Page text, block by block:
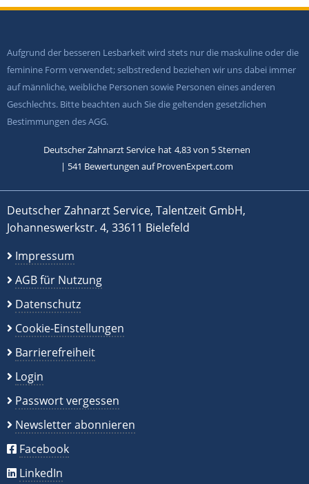
Aufgrund der besseren Lesbarkeit wird stets nur die maskuline oder die
feminine Form verwendet; selbstredend beziehen wir uns dabei immer
auf männliche, weibliche Personen sowie Personen eines anderen
Geschlechts. Bitte beachten auch Sie die geltenden gesetzlichen
Bestimmungen des AGG.
Deutscher Zahnarzt Service hat 4,83von 5Sternen
| 541 Bewertungen auf ProvenExpert.com
Deutscher Zahnarzt Service, Talentzeit GmbH,
Johanneswerkstr. 4, 33611 Bielefeld
Impressum
AGB für Nutzung
Datenschutz
Cookie-Einstellungen
Barrierefreiheit
Login
Passwort vergessen
Newsletter abonnieren
Facebook
LinkedIn